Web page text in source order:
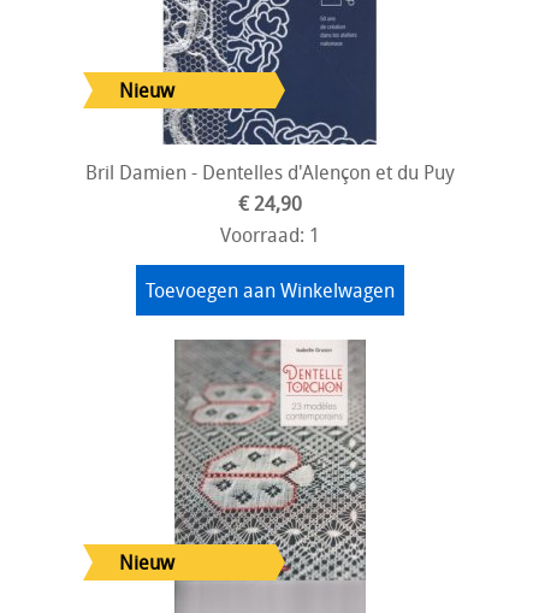
Bril Damien - Dentelles d'Alençon et du Puy
€ 24,90
Voorraad: 1
Toevoegen aan Winkelwagen